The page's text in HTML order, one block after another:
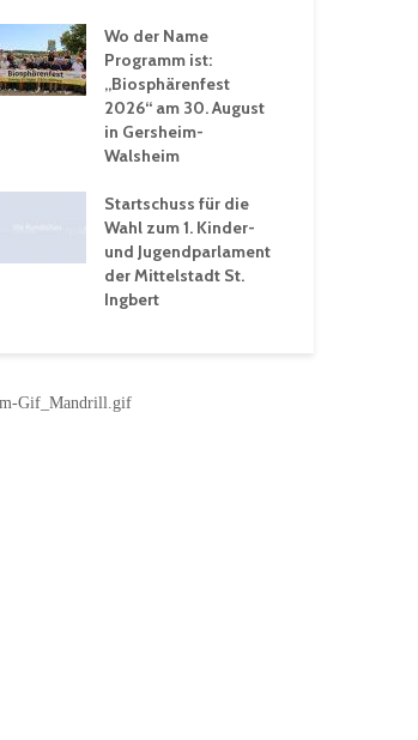
Wo der Name
Programm ist:
„Biosphärenfest
2026“ am 30. August
in Gersheim-
Walsheim
Startschuss für die
Wahl zum 1. Kinder-
und Jugendparlament
der Mittelstadt St.
Ingbert